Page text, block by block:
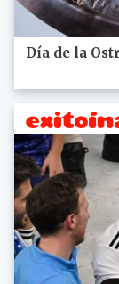
Día de la